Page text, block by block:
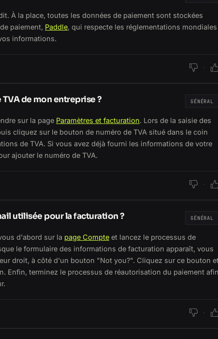
À la place, toutes les données de paiement sont stockées
paiement, Paddle, qui respecte les réglementations mondiales
informations.
de mon entreprise ? GÉNÉRAL
sur la page Paramètres et facturation. Lors de la saisie des
cliquez sur le bouton de numéro de TVA situé dans le coin
de TVA. Si vous avez déjà fourni les informations de votre
ajouter le numéro de TVA.
utilisée pour la facturation ? GÉNÉRAL
d'abord sur la page Compte et lancez le processus de
le formulaire des informations de facturation apparaît, vous
droit, à côté d'un bouton "Not you?". Cliquez sur ce bouton
Enfin, terminez le processus de réautorisation du paiement afin